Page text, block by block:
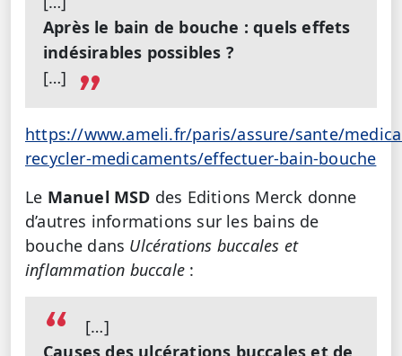
Après le bain de bouche : quels effets
indésirables possibles ?
[…]
https://www.ameli.fr/paris/assure/sante/
recycler-medicaments/effectuer-bain-bouche
Le Manuel MSD des Editions Merck donne
d’autres informations sur les bains de
bouche dans Ulcérations buccales et
inflammation buccale :
[…]
Causes des ulcérations buccales et de